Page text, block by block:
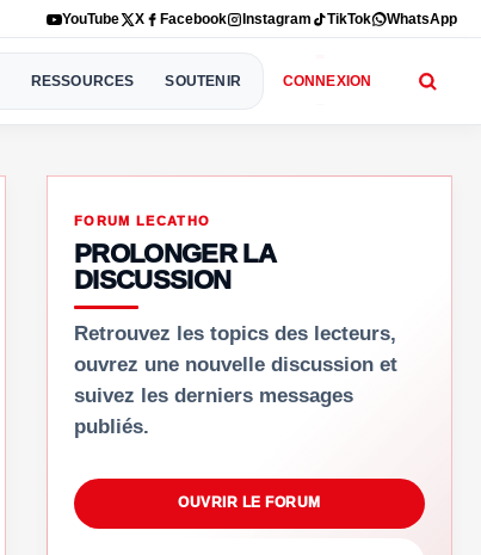
YouTube X Facebook Instagram TikTok WhatsApp
RESSOURCES SOUTENIR CONNEXION
FORUM LECATHO
PROLONGER LA
DISCUSSION
Retrouvez les topics des lecteurs,
ouvrez une nouvelle discussion et
suivez les derniers messages
publiés.
OUVRIR LE FORUM